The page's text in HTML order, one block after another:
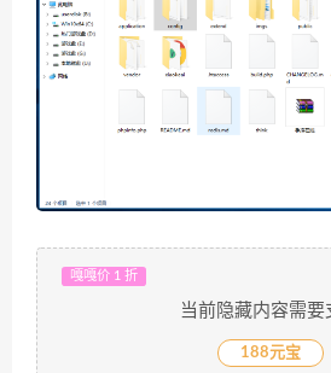
嘎嘎价 1 折
当前隐藏内容需要
188元宝